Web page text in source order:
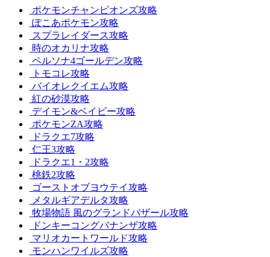
ポケモンチャンピオンズ攻略
ぽこあポケモン攻略
スプラレイダース攻略
時のオカリナ攻略
ペルソナ4ゴールデン攻略
トモコレ攻略
バイオレクイエム攻略
紅の砂漠攻略
デイモン&ベイビー攻略
ポケモンZA攻略
ドラクエ7攻略
仁王3攻略
ドラクエ1・2攻略
桃鉄2攻略
ゴーストオブヨウテイ攻略
メタルギアデルタ攻略
牧場物語 風のグランドバザール攻略
ドンキーコングバナンザ攻略
マリオカートワールド攻略
モンハンワイルズ攻略